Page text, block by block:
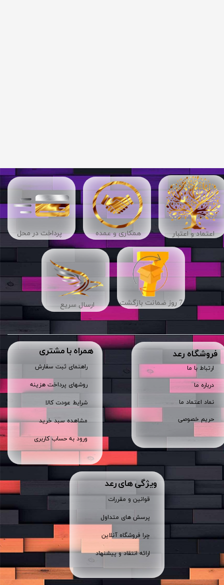
ارسال سریع
​فروشگاه رعد
ارتباط با ما
درباره ما
نماد اعتماد ما
حریم خصوصی
همراه با مشتری
راهنمای ثبت سفارش
روشهای پرداخت هزینه
شرایط عودت کالا
مشاهده سبد خرید
ورود به حساب کاربری
ویژگی های رعد
قوانین و مقررات
پرسش های متداول
چرا فروشگاه آنلاین
ارائه انتقاد و پیشنهاد
اعتماد و اعتبار
7 روز ضمانت بازگشت
پرداخت در محل ​​همکاری و عمده